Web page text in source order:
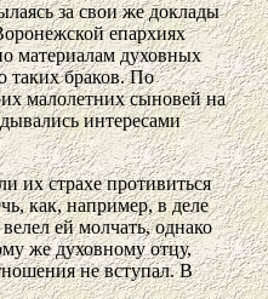
за свои же доклады
епархиях
материалам духовных
таких браков. По
малолетних сыновей на
интересами
их страхе противиться
как, например, в деле
ей молчать, однако
же духовному отцу,
не вступал. В